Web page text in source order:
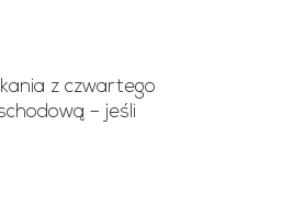
z czwartego
– jeśli